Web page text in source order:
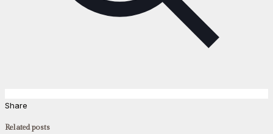
Share
Related posts